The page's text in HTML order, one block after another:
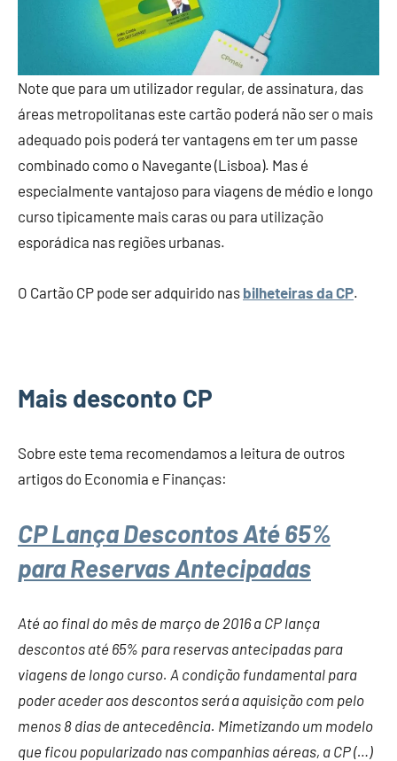
Note que para um utilizador regular, de assinatura, das
áreas metropolitanas este cartão poderá não ser o mais
adequado pois poderá ter vantagens em ter um passe
combinado como o Navegante (Lisboa). Mas é
especialmente vantajoso para viagens de médio e longo
curso tipicamente mais caras ou para utilização
esporádica nas regiões urbanas.
O Cartão CP pode ser adquirido nas bilheteiras da CP.
Mais desconto CP
Sobre este tema recomendamos a leitura de outros
artigos do Economia e Finanças:
CP Lança Descontos Até 65%
para Reservas Antecipadas
Até ao final do mês de março de 2016 a CP lança
descontos até 65% para reservas antecipadas para
viagens de longo curso. A condição fundamental para
poder aceder aos descontos será a aquisição com pelo
menos 8 dias de antecedência. Mimetizando um modelo
que ficou popularizado nas companhias aéreas, a CP (…)